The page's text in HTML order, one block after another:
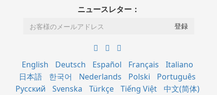
ニュースレター：
English Deutsch Español Français
Italiano
日本語
한국어 Nederlands Polski
Português
Русский
Svenska Türkçe Tiếng Việt
中文(简体)